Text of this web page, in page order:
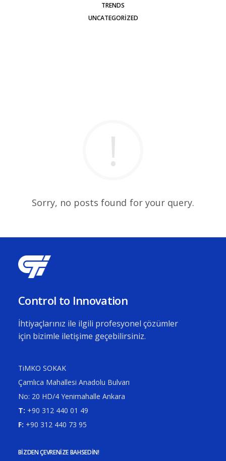
TRENDS
UNCATEGORIZED
Sorry, no posts found for your query.
Control to Innovation
İhtiyaçlarınız ile ilgili profesyonel çözümler
için bizimle iletişime geçebilirsiniz.
TiMKO SOKAK
Çamlıca Mahallesi Anadolu Bulvarı
No: 20 HD/4 Yenimahalle Ankara
T: +90 312 440 01 49
F: +90 312 440 73 95
BIZDEN ÇEVRENIZE BAHSEDIN!